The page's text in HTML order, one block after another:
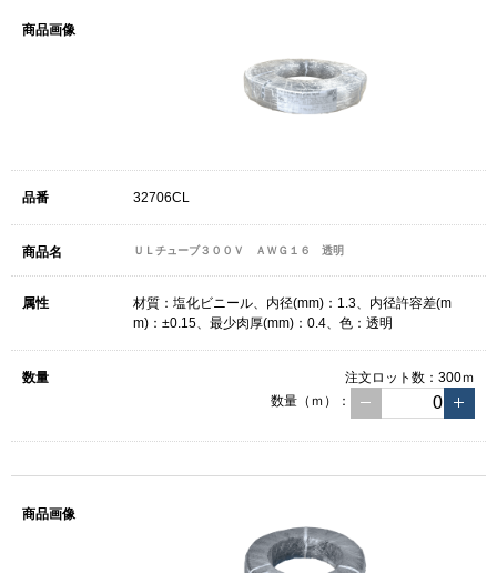
32706CL
ＵＬチューブ３００Ｖ ＡＷＧ１６ 透明
材質：塩化ビニール、内径(mm)：1.3、内径許容差(m
m)：±0.15、最少肉厚(mm)：0.4、色：透明
注文ロット数： 300ｍ
数量（ｍ）：